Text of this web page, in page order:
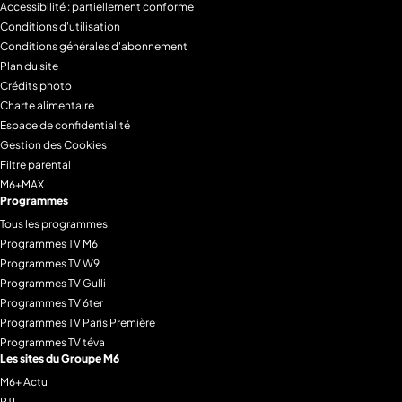
Accessibilité : partiellement conforme
Conditions d'utilisation
Conditions générales d'abonnement
Plan du site
Crédits photo
Charte alimentaire
Espace de confidentialité
Gestion des Cookies
Filtre parental
M6+MAX
Programmes
Tous les programmes
Programmes TV M6
Programmes TV W9
Programmes TV Gulli
Programmes TV 6ter
Programmes TV Paris Première
Programmes TV téva
Les sites du Groupe M6
M6+ Actu